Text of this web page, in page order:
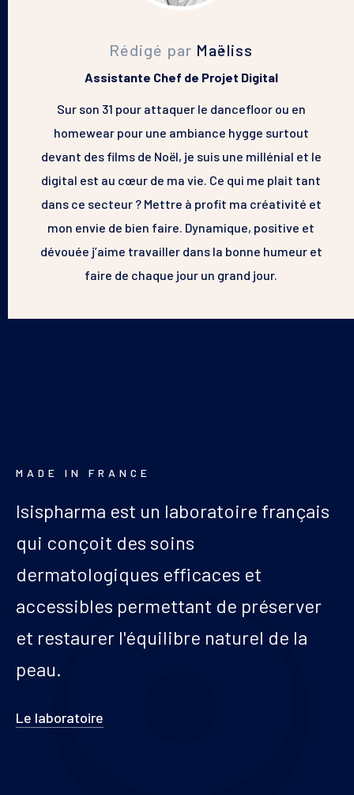
Rédigé par Maëliss
Assistante Chef de Projet Digital
Sur son 31 pour attaquer le dancefloor ou en
homewear pour une ambiance hygge surtout
devant des films de Noël, je suis une millénial et le
digital est au cœur de ma vie. Ce qui me plait tant
dans ce secteur ? Mettre à profit ma créativité et
mon envie de bien faire. Dynamique, positive et
dévouée j’aime travailler dans la bonne humeur et
faire de chaque jour un grand jour.
MADE IN FRANCE
Isispharma est un laboratoire français
qui conçoit des soins
dermatologiques efficaces et
accessibles permettant de préserver
et restaurer l'équilibre naturel de la
peau.
Le laboratoire